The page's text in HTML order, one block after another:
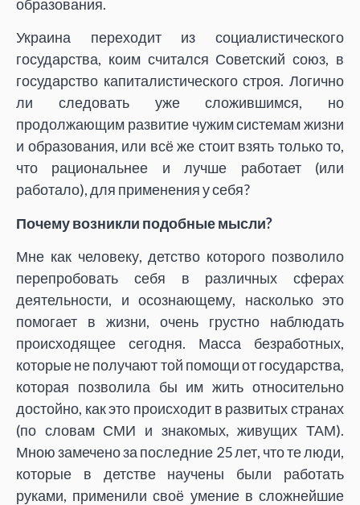
образования.
Украина переходит из социалистического
государства, коим считался Советский союз, в
государство капиталистического строя. Логично
ли следовать уже сложившимся, но
продолжающим развитие чужим системам жизни
и образования, или всё же стоит взять только то,
что рациональнее и лучше работает (или
работало), для применения у себя?
Почему возникли подобные мысли?
Мне как человеку, детство которого позволило
перепробовать себя в различных сферах
деятельности, и осознающему, насколько это
помогает в жизни, очень грустно наблюдать
происходящее сегодня. Масса безработных,
которые не получают той помощи от государства,
которая позволила бы им жить относительно
достойно, как это происходит в развитых странах
(по словам СМИ и знакомых, живущих ТАМ).
Мною замечено за последние 25 лет, что те люди,
которые в детстве научены были работать
руками, применили своё умение в сложнейшие